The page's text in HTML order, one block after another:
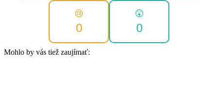
😢
0
😲
0
Mohlo by vás tiež zaujímať: